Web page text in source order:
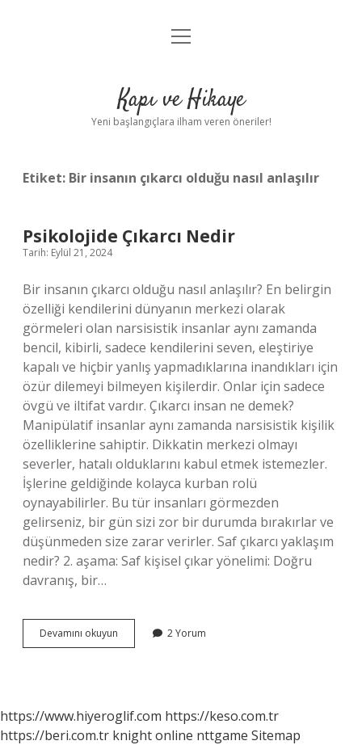
Anasayfa
Yasal Uyarı
menüyü
Kapı ve Hikaye
Yeni başlangıçlara ilham veren öneriler!
Etiket: Bir insanın çıkarcı olduğu nasıl anlaşılır
Psikolojide Çıkarcı Nedir
Tarih: Eylül 21, 2024
Bir insanın çıkarcı olduğu nasıl anlaşılır? En belirgin
özelliği kendilerini dünyanın merkezi olarak
görmeleri olan narsisistik insanlar aynı zamanda
bencil, kibirli, sadece kendilerini seven, eleştiriye
kapalı ve hiçbir yanlış yapmadıklarına inandıkları için
özür dilemeyi bilmeyen kişilerdir. Onlar için sadece
övgü ve iltifat vardır. Çıkarcı insan ne demek?
Manipülatif insanlar aynı zamanda narsisistik kişilik
özelliklerine sahiptir. Dikkatin merkezi olmayı
severler, hatalı olduklarını kabul etmek istemezler.
İşlerine geldiğinde kolayca kurban rolü
oynayabilirler. Bu tür insanları görmezden
gelirseniz, bir gün sizi zor bir durumda bırakırlar ve
düşünmeden size zarar verirler. Saf çıkarcı yaklaşım
nedir? 2. aşama: Saf kişisel çıkar yönelimi: Doğru
davranış, bir…
Devamını okuyun Psikolojide
Çıkarcı
2 Yorum
https://www.hiyeroglif.com https://keso.com.tr
https://beri.com.tr knight online nttgame Sitemap